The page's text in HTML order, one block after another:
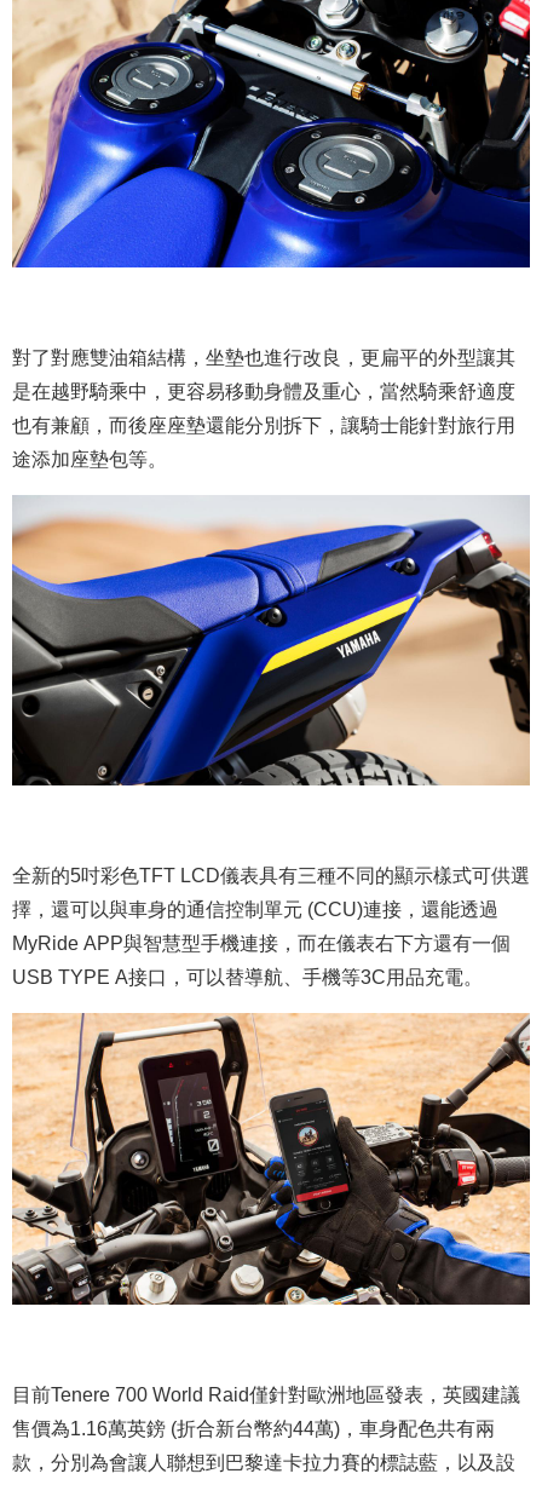
對了對應雙油箱結構，坐墊也進行改良，更扁平的外型讓其
是在越野騎乘中，更容易移動身體及重心，當然騎乘舒適度
也有兼顧，而後座座墊還能分別拆下，讓騎士能針對旅行用
途添加座墊包等。
全新的5吋彩色TFT LCD儀表具有三種不同的顯示樣式可供選
擇，還可以與車身的通信控制單元 (CCU)連接，還能透過
MyRide APP與智慧型手機連接，而在儀表右下方還有一個
USB TYPE A接口，可以替導航、手機等3C用品充電。
目前Tenere 700 World Raid僅針對歐洲地區發表，英國建議
售價為1.16萬英鎊 (折合新台幣約44萬)，車身配色共有兩
款，分別為會讓人聯想到巴黎達卡拉力賽的標誌藍，以及設